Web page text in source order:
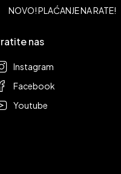
NOVO! PLAĆANJE NA RATE!
nas
Instagram
Facebook
Youtube